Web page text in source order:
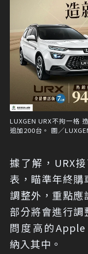
LUXGEN URX不拘一格
追加200台。 圖／
據了解，URX
表，瞄準年終購
調整外，重點應
部分將會進行調
問度高的
納入其中。